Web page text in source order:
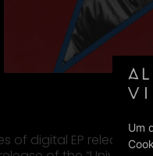
Um
03/
of digital EP releases